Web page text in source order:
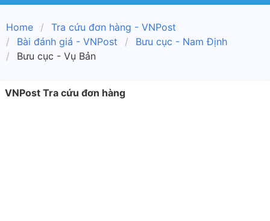
Home
Tra cứu đơn hàng - VNPost
Bài đánh giá - VNPost
Bưu cục - Nam Định
Bưu cục - Vụ Bản
VNPost Tra cứu đơn hàng